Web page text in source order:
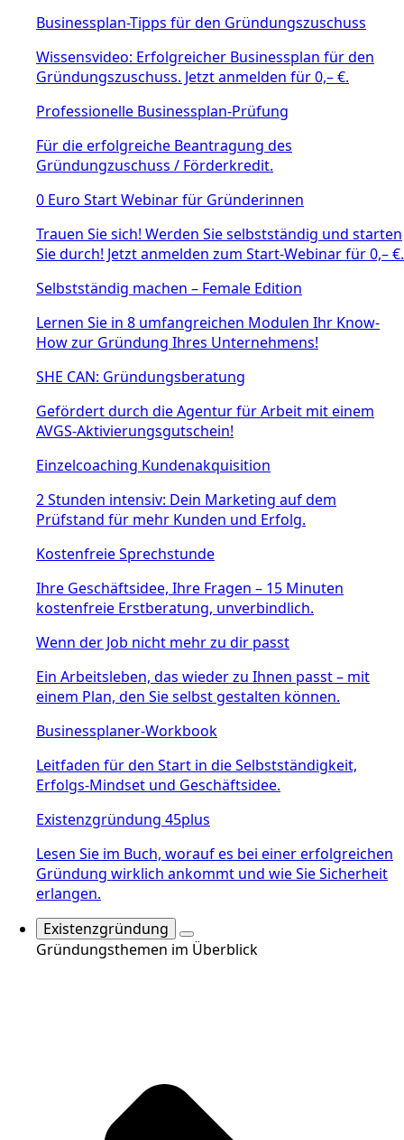
Businessplan-Tipps für den Gründungszuschuss
Wissensvideo: Erfolgreicher Businessplan für den
Gründungszuschuss. Jetzt anmelden für 0,– €.
Professionelle Businessplan-Prüfung
Für die erfolgreiche Beantragung des
Gründungzuschuss / Förderkredit.
0 Euro Start Webinar für Gründerinnen
Trauen Sie sich! Werden Sie selbstständig und starten
Sie durch! Jetzt anmelden zum Start-Webinar für 0,– €.
Selbstständig machen – Female Edition
Lernen Sie in 8 umfangreichen Modulen Ihr Know-
How zur Gründung Ihres Unternehmens!
SHE CAN: Gründungsberatung
Gefördert durch die Agentur für Arbeit mit einem
AVGS-Aktivierungsgutschein!
Einzelcoaching Kundenakquisition
2 Stunden intensiv: Dein Marketing auf dem
Prüfstand für mehr Kunden und Erfolg.
Kostenfreie Sprechstunde
Ihre Geschäftsidee, Ihre Fragen – 15 Minuten
kostenfreie Erstberatung, unverbindlich.
Wenn der Job nicht mehr zu dir passt
Ein Arbeitsleben, das wieder zu Ihnen passt – mit
einem Plan, den Sie selbst gestalten können.
Businessplaner-Workbook
Leitfaden für den Start in die Selbstständigkeit,
Erfolgs-Mindset und Geschäftsidee.
Existenzgründung 45plus
Lesen Sie im Buch, worauf es bei einer erfolgreichen
Gründung wirklich ankommt und wie Sie Sicherheit
erlangen.
Existenzgründung
Gründungsthemen im Überblick